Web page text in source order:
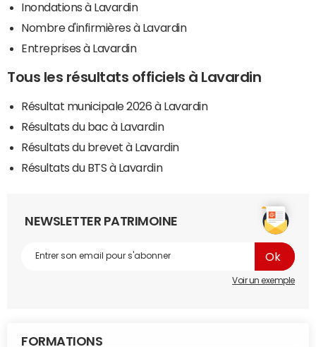
Inondations à Lavardin
Nombre d'infirmières à Lavardin
Entreprises à Lavardin
Tous les résultats officiels à Lavardin
Résultat municipale 2026 à Lavardin
Résultats du bac à Lavardin
Résultats du brevet à Lavardin
Résultats du BTS à Lavardin
NEWSLETTER PATRIMOINE
Voir un exemple
FORMATIONS